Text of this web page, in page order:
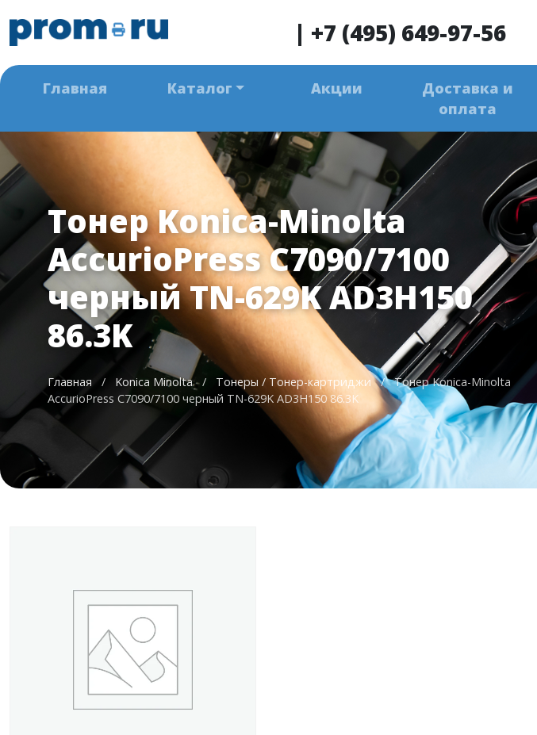
| +7 (495) 649-97-56
Главная Каталог Акции
Доставка и
оплата
Тонер Konica-Minolta
AccurioPress C7090/7100
черный TN-629K AD3H150
86.3K
Главная / Konica Minolta / Тонеры / Тонер-картриджи /
Тонер Konica-Minolta
AccurioPress C7090/7100 черный TN-629K AD3H150 86.3K